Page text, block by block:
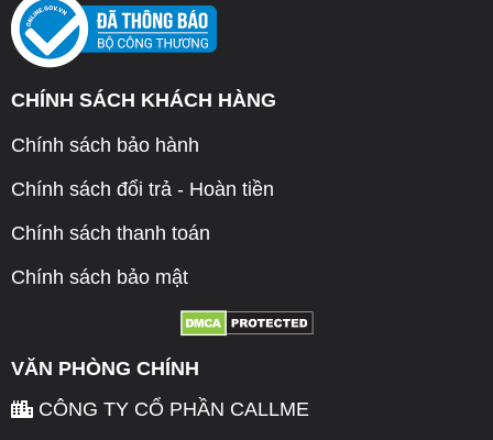
CHÍNH SÁCH KHÁCH HÀNG
Chính sách bảo hành
Chính sách đổi trả - Hoàn tiền
Chính sách thanh toán
Chính sách bảo mật
VĂN PHÒNG CHÍNH
CÔNG TY CỔ PHẦN CALLME